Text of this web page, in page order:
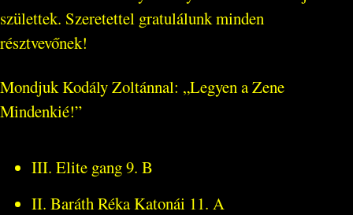
születtek. Szeretettel gratulálunk minden
résztvevőnek!
Mondjuk Kodály Zoltánnal: „Legyen a Zene
Mindenkié!”
III. Elite gang 9. B
II. Baráth Réka Katonái 11. A